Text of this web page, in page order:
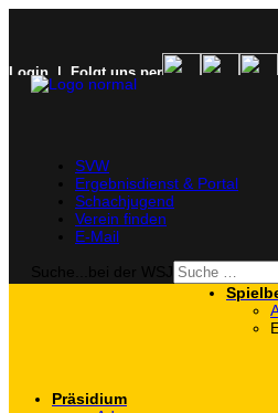
Login | Folgt uns per
SVW
Ergebnisdienst & Portal
Schachjugend
Verein finden
E-Mail
Präsidium